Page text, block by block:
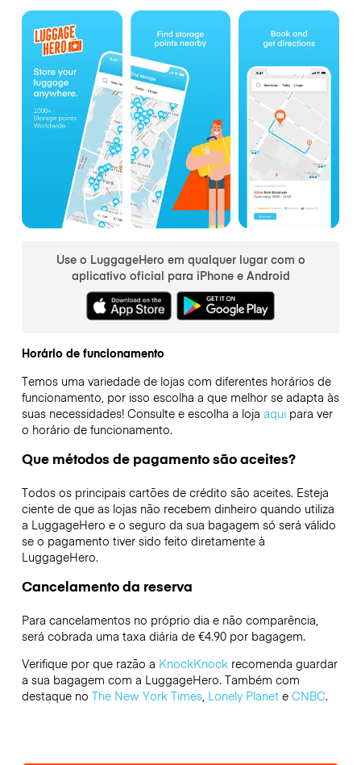
Use o LuggageHero em qualquer lugar com o
aplicativo oficial para iPhone e Android
Horário de funcionamento
Temos uma variedade de lojas com diferentes horários de
funcionamento, por isso escolha a que melhor se adapta às
suas necessidades! Consulte e escolha a loja aquipara ver
o horário de funcionamento.
Que métodos de pagamento são aceites?
Todos os principais cartões de crédito são aceites. Esteja
ciente de que as lojas não recebem dinheiro quando utiliza
a LuggageHero e o seguro da sua bagagem só será válido
se o pagamento tiver sido feito diretamente à
LuggageHero.
Cancelamento da reserva
Para cancelamentos no próprio dia e não comparência,
será cobrada uma taxa diária de €4.90 por bagagem.
Verifique por que razão a KnockKnockrecomenda guardar
a sua bagagem com a LuggageHero. Também com
destaque no The New York Times, Lonely Planete CNBC.